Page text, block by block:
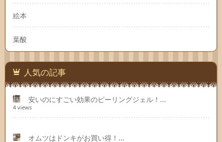
絵本
葉酸
人気の記事
安いのにすごい効果のピーリングジェル！...
4 views
オムツはドンキがお買い得！...